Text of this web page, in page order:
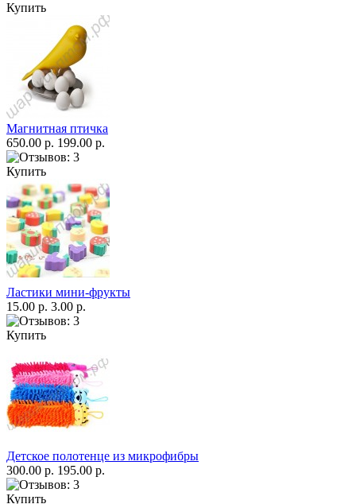
Купить
Магнитная птичка
650.00 р. 199.00 р.
Купить
Ластики мини-фрукты
15.00 р. 3.00 р.
Купить
Детское полотенце из микрофибры
300.00 р. 195.00 р.
Купить